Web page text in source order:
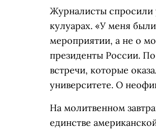
Журналисты спросили
кулуарах. «У меня
мероприятии, а не о
президенты России.
встречи, которые
университете. О
На молитвенном
единстве